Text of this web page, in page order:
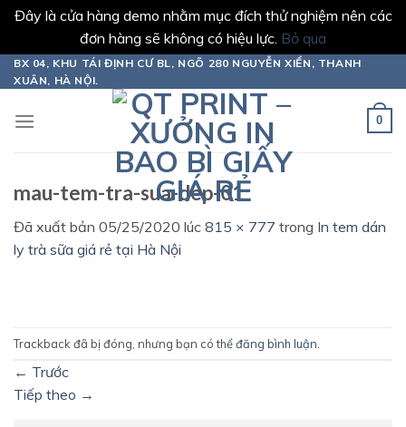
Đây là cửa hàng demo nhằm mục đích thử nghiệm nên các
đơn hàng sẽ không có hiệu lực. Bỏ qua
Chuyển
đến
dung
BX 04, KHU TÁI ĐỊNH CƯ BL, NGÕ 280 NGUYỄN XIỂN, THANH
XUÂN, HÀ NỘI.
0
mau-tem-tra-sua-dep-01
Đã xuất bản 05/25/2020 lúc 815 × 777 trong In tem dán
ly trà sữa giá rẻ tại Hà Nội
Trackback đã bị đóng, nhưng bạn có thểđăng bình luận
← Trước
Tiếp theo →